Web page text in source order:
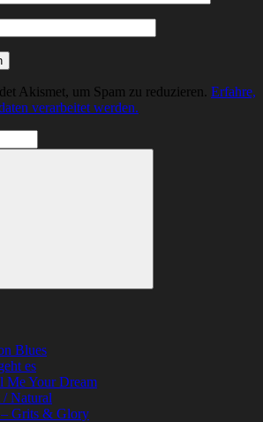
Akismet, um Spam zu reduzieren. Erfahre,
verarbeitet werden.
Suchen
Blues
es
Me Your Dream
Natural
Grits & Glory